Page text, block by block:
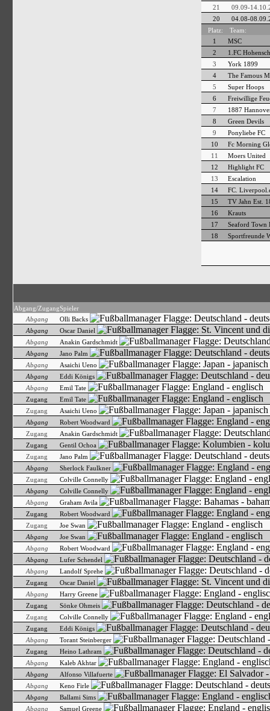
21
09.09-
20
04.08-
Platz:
Team:
1
MSC
2
1.FC
3
York 1899
4
The Famous
5
Super Hoops
6
Freiwillige
7
1887
8
Green Devils
9
Ponyliebe FC
10
Fc Morning
11
Moers United
12
Highlight FC
13
Escalation
14
FC.
15
TV Jahn Est.
16
Krauts
17
Seaford Town
18
Sportfreunde
Abgang/ZugangSpieler
Abgang
Olli Backs
Abgang
Oscar Daniel
Abgang
Anakin Gardschmidt
Abgang
Jano Palm
Abgang
Asaichi Ueno
Abgang
Eddi Königs
Abgang
Emil Tate
Zugang
Emil Tate
Zugang
Asaichi Ueno
Abgang
Robert Woodward
Zugang
Anakin Gardschmidt
Zugang
Gentil Ochoa
Zugang
Jano Palm
Abgang
Sherlock Faulkner
Zugang
Colville Connelly
Abgang
Colville Connelly
Abgang
Graham Avila
Zugang
Robert Woodward
Zugang
Joe Swan
Abgang
Joe Swan
Abgang
Robert Woodward
Abgang
Lufer Schendel
Abgang
Landolf Sprehe
Zugang
Oscar Daniel
Abgang
Harry Greene
Zugang
Sönke Ohmeis
Zugang
Colville Connelly
Zugang
Eddi Königs
Abgang
Torant Steinberger
Zugang
Heino Lathram
Abgang
Kaleb Akhtar
Abgang
Alfonso Villafuerte
Abgang
Keno Firle
Abgang
Ballami Sims
Abgang
Samuel Greene